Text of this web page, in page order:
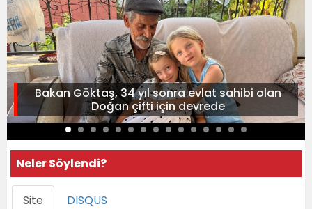
Bakan Göktaş, 34 yıl sonra evlat sahibi olan
Doğan çifti için devrede
Neler Söylendi?
Site DISQUS